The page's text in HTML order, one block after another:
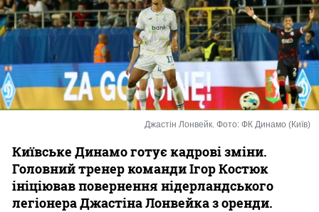
Букмекери
Казино
Джастін Лонвейк. Фото: ФК Динамо (Київ)
Київське Динамо готує кадрові зміни.
Головний тренер команди Ігор Костюк
ініціював повернення нідерландського
легіонера Джастіна Лонвейка з оренди.